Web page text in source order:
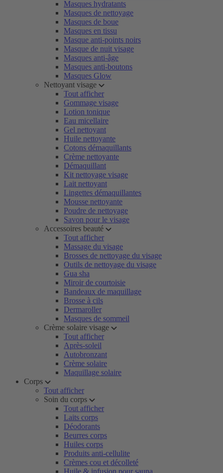
Masques hydratants
Masques de nettoyage
Masques de boue
Masques en tissu
Masque anti-points noirs
Masque de nuit visage
Masques anti-âge
Masques anti-boutons
Masques Glow
Nettoyant visage
Tout afficher
Gommage visage
Lotion tonique
Eau micellaire
Gel nettoyant
Huile nettoyante
Cotons démaquillants
Crème nettoyante
Démaquillant
Kit nettoyage visage
Lait nettoyant
Lingettes démaquillantes
Mousse nettoyante
Poudre de nettoyage
Savon pour le visage
Accessoires beauté
Tout afficher
Massage du visage
Brosses de nettoyage du visage
Outils de nettoyage du visage
Gua sha
Miroir de courtoisie
Bandeaux de maquillage
Brosse à cils
Dermaroller
Masques de sommeil
Crème solaire visage
Tout afficher
Après-soleil
Autobronzant
Crème solaire
Maquillage solaire
Corps
Tout afficher
Soin du corps
Tout afficher
Laits corps
Déodorants
Beurres corps
Huiles corps
Produits anti-cellulite
Crèmes cou et décolleté
Huile & infusion pour sauna